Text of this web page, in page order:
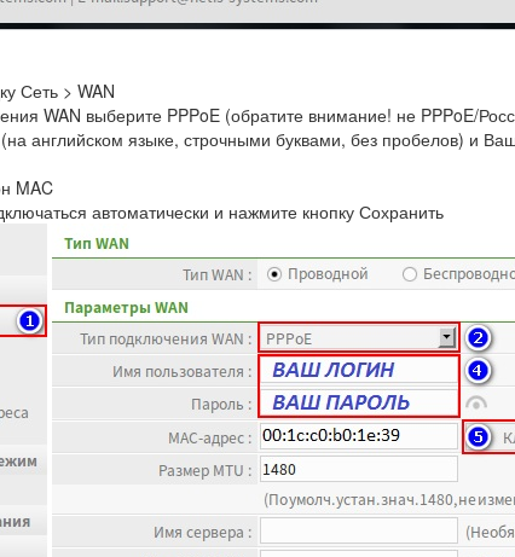
Сеть > WAN
WAN выберите PPPoE (обратите внимание! не PPPoE/
английском языке, строчными буквами, без пробелов) и
MAC
автоматически и нажмите кнопку Сохранить